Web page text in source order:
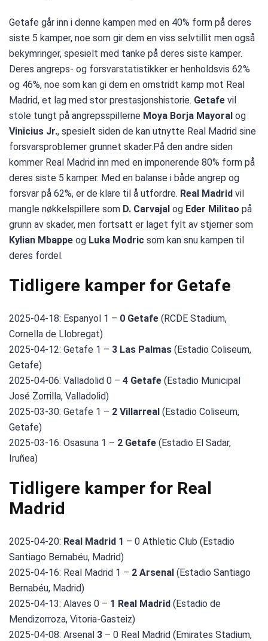
Getafe går inn i denne kampen med en 40% form på deres
siste 5 kamper, noe som gir dem en viss selvtillit men også
bekymringer, spesielt med tanke på deres siste kamper.
Deres angreps- og forsvarstatistikker er henholdsvis 62%
og 46%, noe som kan gi dem en omstridt kamp mot Real
Madrid, et lag med stor prestasjonshistorie. Getafe vil
stole tungt på angrepsspillerne Moya Borja Mayoral og
Vinicius Jr., spesielt siden de kan utnytte Real Madrid sine
forsvarsproblemer grunnet skader.På den andre siden
kommer Real Madrid inn med en imponerende 80% form på
deres siste 5 kamper. Med en balanse i både angrep og
forsvar på 62%, er de klare til å utfordre. Real Madrid vil
mangle nøkkelspillere som D. Carvajal og Eder Militao på
grunn av skader, men fortsatt er laget fylt av stjerner som
Kylian Mbappe og Luka Modric som kan snu kampen til
deres fordel.
Tidligere kamper for Getafe
2025-04-18: Espanyol 1 – 0 Getafe (RCDE Stadium,
Cornella de Llobregat)
2025-04-12: Getafe 1 – 3 Las Palmas (Estadio Coliseum,
Getafe)
2025-04-06: Valladolid 0 – 4 Getafe (Estadio Municipal
José Zorrilla, Valladolid)
2025-03-30: Getafe 1 – 2 Villarreal (Estadio Coliseum,
Getafe)
2025-03-16: Osasuna 1 – 2 Getafe (Estadio El Sadar,
Iruñea)
Tidligere kamper for Real
Madrid
2025-04-20: Real Madrid 1 – 0 Athletic Club (Estadio
Santiago Bernabéu, Madrid)
2025-04-16: Real Madrid 1 – 2 Arsenal (Estadio Santiago
Bernabéu, Madrid)
2025-04-13: Alaves 0 – 1 Real Madrid (Estadio de
Mendizorroza, Vitoria-Gasteiz)
2025-04-08: Arsenal 3 – 0 Real Madrid (Emirates Stadium,